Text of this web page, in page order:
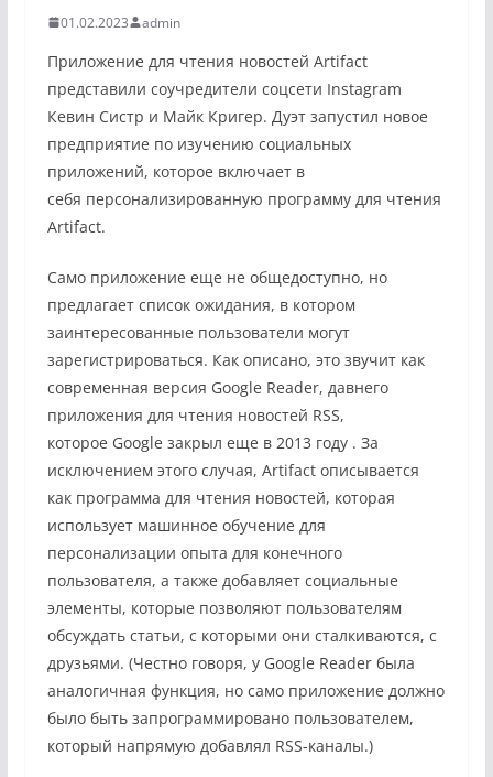
01.02.2023 admin
Приложение для чтения новостей Artifact
представили соучредители соцсети Instagram
Кевин Систр и Майк Кригер. Дуэт запустил новое
предприятие по изучению социальных
приложений, которое включает в
себя персонализированную программу для чтения
Artifact.
Само приложение еще не общедоступно, но
предлагает список ожидания, в котором
заинтересованные пользователи могут
зарегистрироваться. Как описано, это звучит как
современная версия Google Reader, давнего
приложения для чтения новостей RSS,
которое Google закрыл еще в 2013 году. За
исключением этого случая, Artifact описывается
как программа для чтения новостей, которая
использует машинное обучение для
персонализации опыта для конечного
пользователя, а также добавляет социальные
элементы, которые позволяют пользователям
обсуждать статьи, с которыми они сталкиваются, с
друзьями. (Честно говоря, у Google Reader была
аналогичная функция, но само приложение должно
было быть запрограммировано пользователем,
который напрямую добавлял RSS-каналы.)